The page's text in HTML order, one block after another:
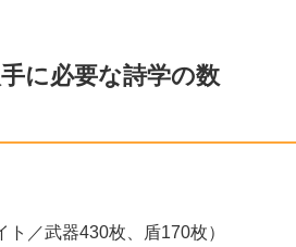
に必要な詩学の数
／武器430枚、盾170枚）